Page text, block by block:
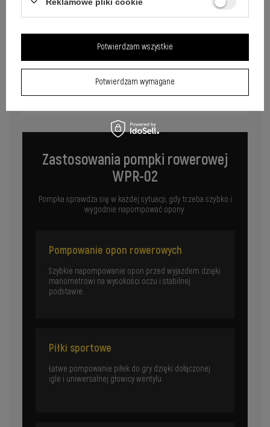
Zastosowania pompki rowerowej
WPR-02
Pompka sprawdza się w każdej sytuacji, gdy trzeba szybko i
wygodnie napompować opony.
Pompowanie opon rowerowych
Szybkie napompowanie opon przed wyjazdem dzięki
manometrowi na wysokości oczu i stabilnej
podstawie.
Piłki sportowe
Łatwe pompowanie piłek do gry dzięki dołączonej
igle i uniwersalnej głowicy wentylu.
Potwierdzam wymagane
Potwierdzam wszystkie